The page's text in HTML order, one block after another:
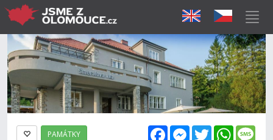
FacebookMessenger
Twitter
PAMÁTKY